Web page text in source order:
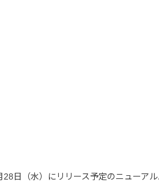
28日（水）にリリース予定のニューア